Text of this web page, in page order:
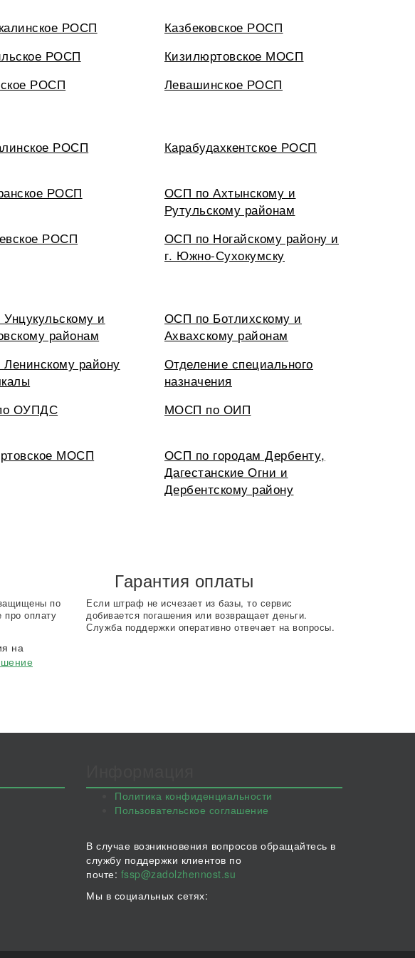
РОСП
Казбековское РОСП
РОСП
Кизилюртовское МОСП
РОСП Левашинское РОСП
РОСП Карабудахкентское РОСП
РОСП
ОСП по Ахтынскому и
Рутульскому районам
РОСП
ОСП по Ногайскому району и
г. Южно-Сухокумску
и
районам
ОСП по Ботлихскому и
Ахвахскому районам
району
Отделение специального
назначения
ОУПДС МОСП по ОИП
МОСП
ОСП по городам Дербенту,
Дагестанские Огни и
Дербентскому району
по
про оплату
на
Гарантия оплаты
Если штраф не исчезает из базы, то сервис
добивается погашения или возвращает деньги.
Служба поддержки оперативно отвечает на вопросы.
Политика конфиденциальности
Пользовательское соглашение
В случае возникновения вопросов обращайтесь в
службу поддержки клиентов по
почте: fssp@zadolzhennost.su
Мы в социальных сетях: